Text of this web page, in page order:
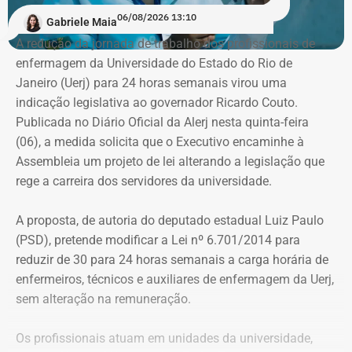
“Eu nunca afirmei que me formei, mas que estudei em
Nova York, na PUC e no Institiuto Damásio. Se alguém diz
que eu me formei na NYU, não fui eu, porque sempre
procurei ser muito preciso com isso”, diz André Marinho.
No material de divulgação da campanha, nas redes
sociais, realmente, não há qualquer referência à
formatura.
Citação equivocada em entrevistas e
reportagens
André Marinho, realmente, não afirma que se formou fora
do Brasil. Mas a mensagem, às vezes, é dúbia.
“Eu estudei Ciências Políticas e Negócios em uma das
Gabriele Maia06/08/2026 13:10
A redução da jornada de trabalho dos profissionais de
enfermagem da Universidade do Estado do Rio de
Janeiro (Uerj) para 24 horas semanais virou uma
indicação legislativa ao governador Ricardo Couto.
Publicada no Diário Oficial da Alerj nesta quinta-feira
(06), a medida solicita que o Executivo encaminhe à
Assembleia um projeto de lei alterando a legislação que
rege a carreira dos servidores da universidade.
A proposta, de autoria do deputado estadual Luiz Paulo
(PSD), pretende modificar a Lei nº 6.701/2014 para
reduzir de 30 para 24 horas semanais a carga horária de
enfermeiros, técnicos e auxiliares de enfermagem da Uerj,
sem alteração na remuneração.
Os profissionais atuam em unidades da universidade,